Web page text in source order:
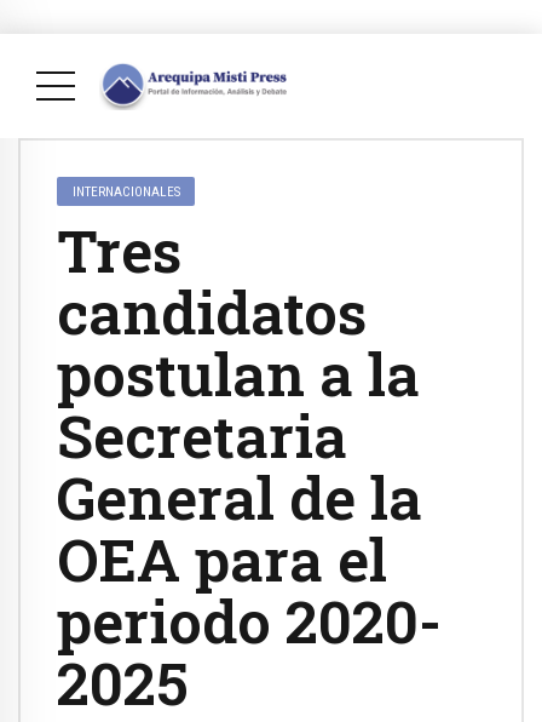
INTERNACIONALES
Tres
candidatos
postulan a la
Secretaria
General de la
OEA para el
periodo 2020-
2025